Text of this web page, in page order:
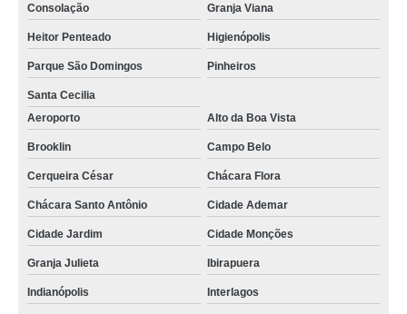
acompanhante idoso jardim São Saveiro
acompanhante de idoso cama Granja Julieta
onde contratar acompanhante cuidador de idoso Chácara Klabin
empresa especializada em acompanhante de idosos acamados Freguesia
do Ó
acompanhante de idoso domiciliar empresa Clinicas
acompanhante de idosos em hospitais Ipiranga
acompanhante idoso noturno empresa Morumbi
acompanhante de idoso diurno Cerqueira César
acompanhante de idoso domiciliar Água Funda
acompanhante cuidador de idoso Jardim Leonor
Consolação Granja Viana
Heitor Penteado Higienópolis
Parque São Domingos Pinheiros
Santa Cecilia
Aeroporto
Alto da Boa Vista
Brooklin Campo Belo
Cerqueira César Chácara Flora
Chácara Santo Antônio Cidade Ademar
Cidade Jardim Cidade Monções
Granja Julieta Ibirapuera
Indianópolis Interlagos